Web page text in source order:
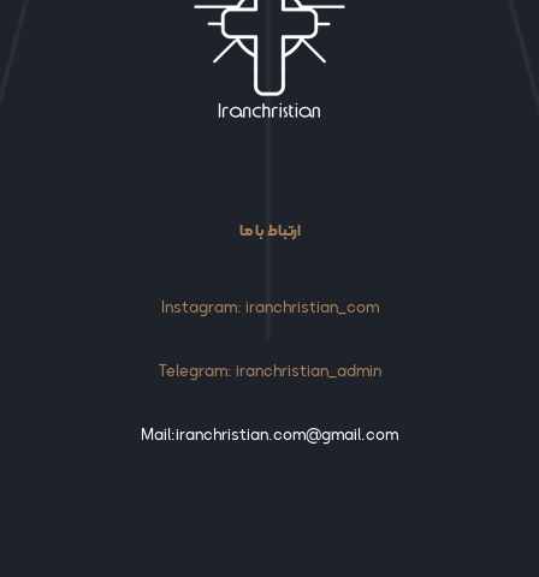
ارتباط با ما
Instagram: iranchristian_com
Telegram: iranchristian_admin
Mail:iranchristian.com@gmail.com